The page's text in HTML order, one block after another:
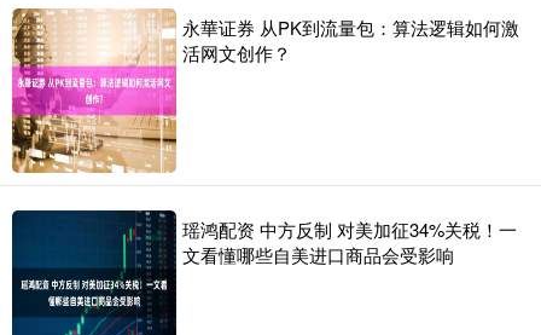
永華证券 从PK到流量包：算法逻辑如何激
活网文创作？
瑶鸿配资 中方反制 对美加征34%关税！一
文看懂哪些自美进口商品会受影响